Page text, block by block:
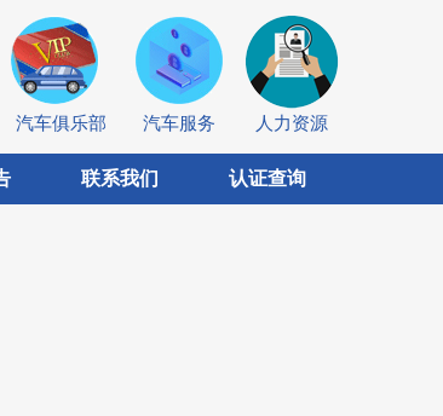
汽车俱乐部 汽车服务 人力资源
联系我们 认证查询